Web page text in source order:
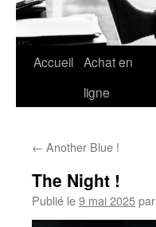
Accueil Achat en
ligne
← Another Blue !
The Night !
Publié le9 mai 2025par